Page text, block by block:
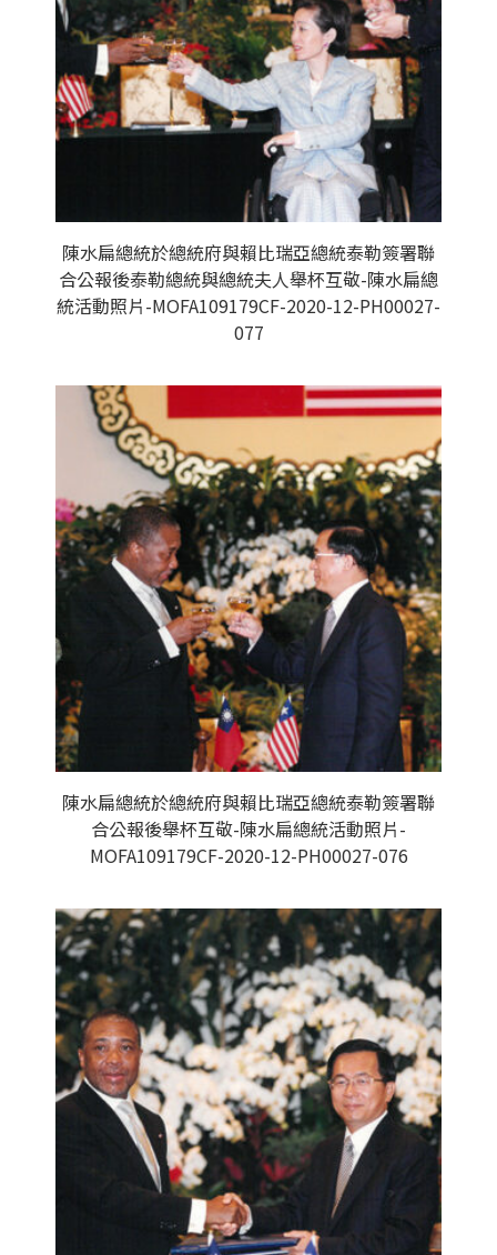
陳水扁總統於總統府與賴比瑞亞總統泰勒簽署聯
合公報後泰勒總統與總統夫人舉杯互敬-陳水扁總
統活動照片-MOFA109179CF-2020-12-PH00027-
077
陳水扁總統於總統府與賴比瑞亞總統泰勒簽署聯
合公報後舉杯互敬-陳水扁總統活動照片-
MOFA109179CF-2020-12-PH00027-076